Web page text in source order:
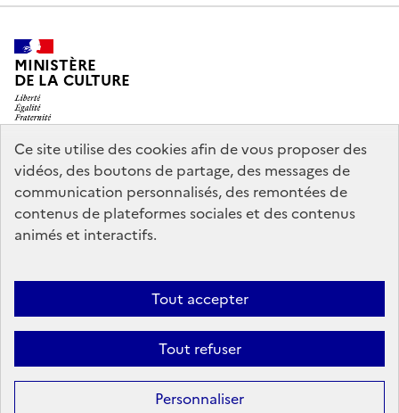
Ce site utilise des cookies afin de vous proposer des
vidéos, des boutons de partage, des messages de
communication personnalisés, des remontées de
contenus de plateformes sociales et des contenus
animés et interactifs.
Tout accepter
Tout refuser
Personnaliser
MINISTÈRE
DE LA CULTURE
legifrance.gouv.fr
info.gouv.fr
service-public.gouv.fr
data.gouv.fr
Mentions légales
conforme
Politique d’utilisation des témoins de connexion
Sauf mention contraire, tous les contenus de ce site sont sous